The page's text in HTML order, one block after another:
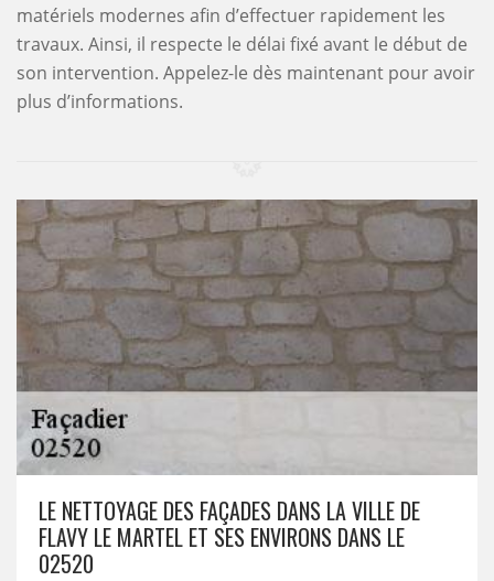
matériels modernes afin d’effectuer rapidement les
travaux. Ainsi, il respecte le délai fixé avant le début de
son intervention. Appelez-le dès maintenant pour avoir
plus d’informations.
LE NETTOYAGE DES FAÇADES DANS LA VILLE DE
FLAVY LE MARTEL ET SES ENVIRONS DANS LE
02520